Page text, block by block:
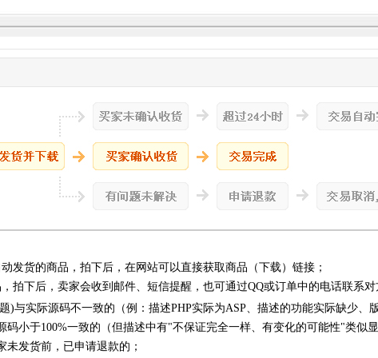
发货的商品，拍下后，在网站可以直接获取商品（下载）链接；
拍下后，卖家会收到邮件、短信提醒，也可通过QQ或订单中的电话联系对
)与实际源码不一致的（例：描述PHP实际为ASP、描述的功能实际缺少、
码小于100%一致的（但描述中有"不保证完全一样、有变化的可能性"类似
未发货前，已申请退款的；